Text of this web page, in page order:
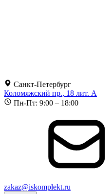
Санкт-Петербург
Коломяжский пр., 18 лит. А
Пн-Пт: 9:00 – 18:00
zakaz@iskomplekt.ru